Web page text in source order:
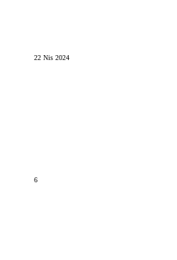
22 Nis 2024
6